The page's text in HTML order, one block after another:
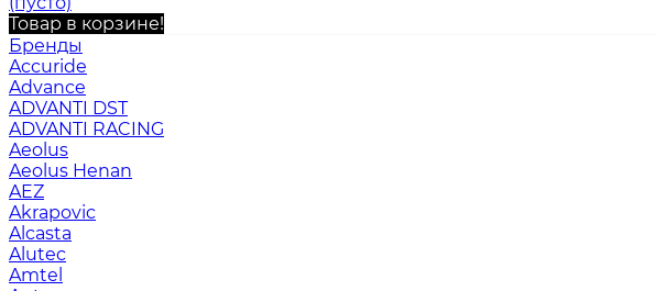
Товар в корзине!
Бренды
Accuride
Advance
ADVANTI DST
ADVANTI RACING
Aeolus
Aeolus Henan
AEZ
Akrapovic
Alcasta
Alutec
Amtel